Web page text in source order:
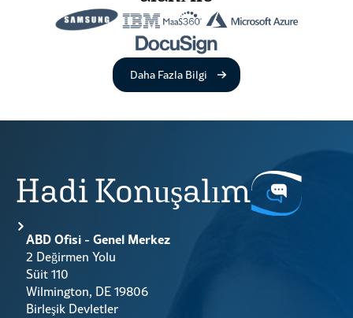
Daha Fazla Bilgi Uzaktan Cihaz Yönetimi
Hadi Konuşalım
ABD Ofisi - Genel Merkez
2 Değirmen Yolu
Süit 110
Wilmington, DE 19806
Birleşik Devletler